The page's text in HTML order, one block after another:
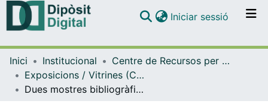
Navega per tot el DD
Com publicar
Iniciar sessió (current)
Inici Institucional
Centre de Recursos per a l'Aprenentatge i la Investigació (CRAI-UB) - Institucional
Exposicions / Vitrines (CRAI-UB)
Dues mostres bibliogràfiques al CRAI Biblioteca de Biologia amb motiu de l’entrega del Premi Ramon Margalef d’Ecologia 2020 i 2021. (Novembre 2021)